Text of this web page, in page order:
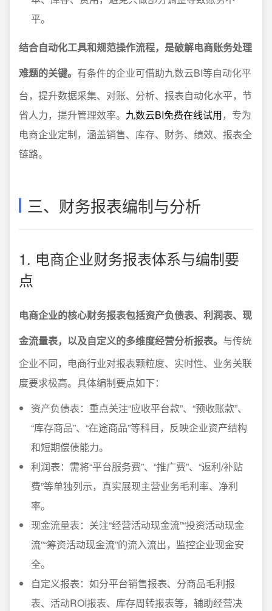
平。
结合自动化工具和规范操作流程，是破解电商账务处理
难题的关键。 有条件的企业可借助九数云BI等自动化平
台，提升数据采集、对账、分析、报表自动化水平，节
省人力，提升管理效率。 九数云BI免费在线试用，专为
电商企业定制，涵盖销售、库存、财务、绩效、报表全
链路。
三、财务报表编制与分析
1. 电商企业财务报表体系与编制要
点
电商企业的核心财务报表包括资产负债表、利润表、现
金流量表，以及自定义的多维度经营分析报表。 与传统
企业不同，电商行业对报表颗粒度、实时性、业务关联
度要求极高。具体编制要点如下：
资产负债表：重点关注“应收平台款”、“预收账款”、
“库存商品”、“在途商品”等科目，反映企业资产结构
和短期偿债能力。
利润表：需将“平台服务费”、“推广费”、“返利/补贴
费”等单独列示，真实展现主营业务毛利率、净利
率。
现金流量表：关注“经营活动现金流”“投资活动现金
流”“筹资活动现金流”的流入流出，监控企业现金安
全。
自定义报表：如分平台销售报表、分商品毛利报
表、活动ROI报表、库存周转报表等，辅助经营决